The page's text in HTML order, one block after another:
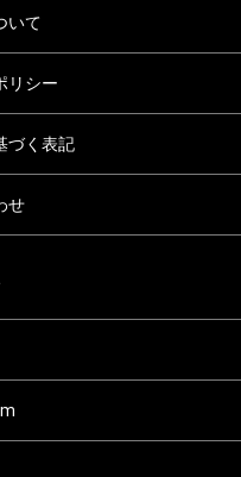
いて
リシー
づく表記
せ